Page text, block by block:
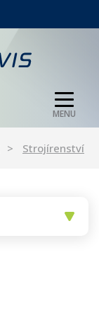
MENU
Strojírenství